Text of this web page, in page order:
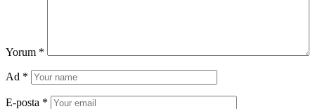
Yorum *
Ad *
E-posta *